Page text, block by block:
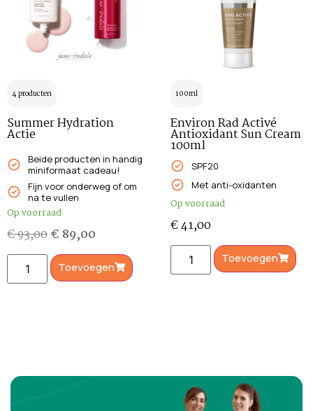
4 producten
Summer Hydration
Actie
Beide producten in handig
miniformaat cadeau!
Fijn voor onderweg of om
na te vullen
Op voorraad
€93,00€ 89,00
Toevoegen
100ml
Environ Rad Activé
Antioxidant Sun Cream
100ml
SPF20
Met anti-oxidanten
Op voorraad
€41,00
Toevoegen